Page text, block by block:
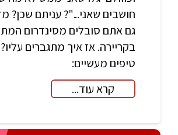
חושבים שאני..."? עניתם שכן?
גם אתם סובלים מסינדרום
טיפים מעשיים:
קרא עוד...